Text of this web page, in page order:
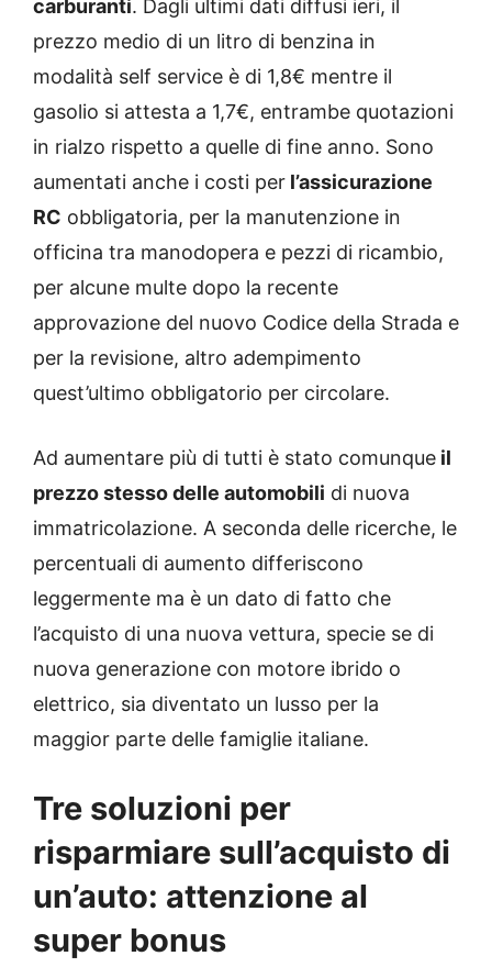
carburanti. Dagli ultimi dati diffusi ieri, il
prezzo medio di un litro di benzina in
modalità self service è di 1,8€ mentre il
gasolio si attesta a 1,7€, entrambe quotazioni
in rialzo rispetto a quelle di fine anno. Sono
aumentati anche i costi per l’assicurazione
RC obbligatoria, per la manutenzione in
officina tra manodopera e pezzi di ricambio,
per alcune multe dopo la recente
approvazione del nuovo Codice della Strada e
per la revisione, altro adempimento
quest’ultimo obbligatorio per circolare.
Ad aumentare più di tutti è stato comunque il
prezzo stesso delle automobili di nuova
immatricolazione. A seconda delle ricerche, le
percentuali di aumento differiscono
leggermente ma è un dato di fatto che
l’acquisto di una nuova vettura, specie se di
nuova generazione con motore ibrido o
elettrico, sia diventato un lusso per la
maggior parte delle famiglie italiane.
Tre soluzioni per
risparmiare sull’acquisto di
un’auto: attenzione al
super bonus